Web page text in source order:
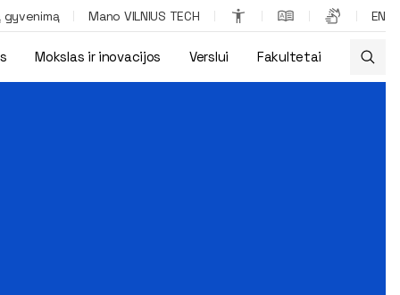
gyvenimą Mano VILNIUS TECH EN
Mokslas ir inovacijos Verslui Fakultetai